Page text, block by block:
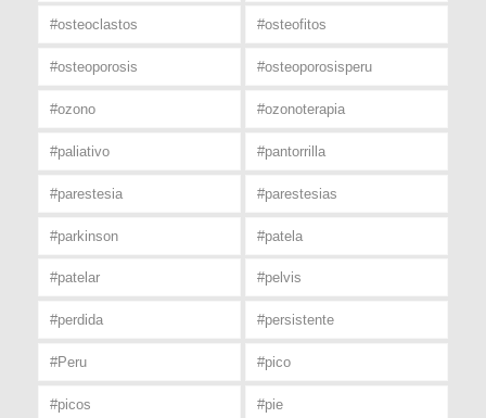
#osteoclastos #osteofitos
#osteoporosis #osteoporosisperu
#ozono #ozonoterapia
#paliativo #pantorrilla
#parestesia #parestesias
#parkinson #patela
#patelar #pelvis
#perdida #persistente
#Peru #pico
#picos #pie